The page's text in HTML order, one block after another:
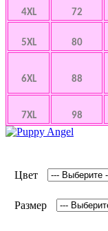
4XL 72
5XL 80
6XL 88
7XL 98
Цвет
Размер